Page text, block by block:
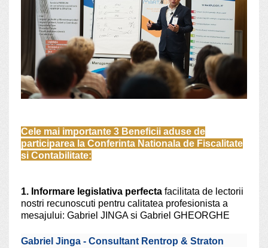
Cele mai importante 3 Beneficii aduse de
participarea la Conferinta Nationala de Fiscalitate
si Contabilitate:
1. Informare legislativa perfecta facilitata de lectorii
nostri recunoscuti pentru calitatea profesionista a
mesajului: Gabriel JINGA si Gabriel GHEORGHE
Gabriel Jinga - Consultant Rentrop & Straton